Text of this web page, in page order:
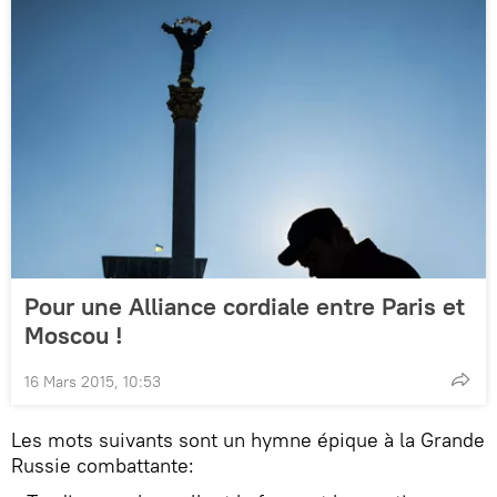
Pour une Alliance cordiale entre Paris et
Moscou !
16 Mars 2015, 10:53
Les mots suivants sont un hymne épique à la Grande
Russie combattante: